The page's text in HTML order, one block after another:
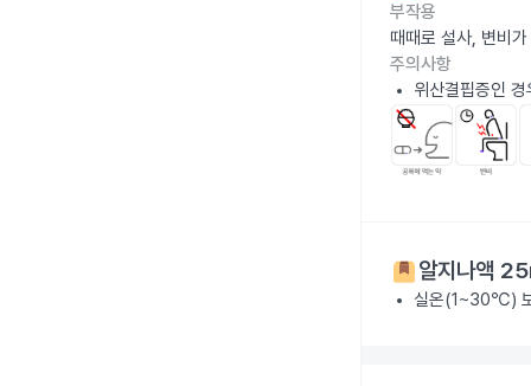
부작용
때때로 설사, 변비
주의사항
위산결핍증인
알지나액
실온(1~30℃)